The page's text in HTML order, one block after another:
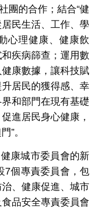
團的合作；結合“健
居民生活、工作、學
心理健康、健康飲
疾病篩查；運用數
康數據，讓科技賦
居民的獲得感、幸
和部門在現有基礎
進居民身心健康，
”。
康城市委員會的新
7個專責委員會，包
、健康促進、城市
品安全專責委員會